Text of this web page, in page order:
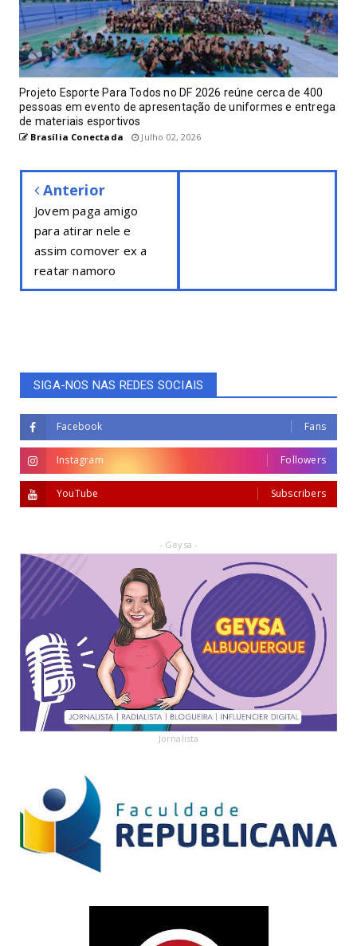
Projeto Esporte Para Todos no DF 2026 reúne cerca de 400
pessoas em evento de apresentação de uniformes e entrega
de materiais esportivos
Brasília Conectada Julho 02, 2026
Anterior
Jovem paga amigo
para atirar nele e
assim comover ex a
reatar namoro
SIGA-NOS NAS REDES SOCIAIS
Facebook Fans
Instagram Followers
YouTube Subscribers
- Geysa -
Jornalista